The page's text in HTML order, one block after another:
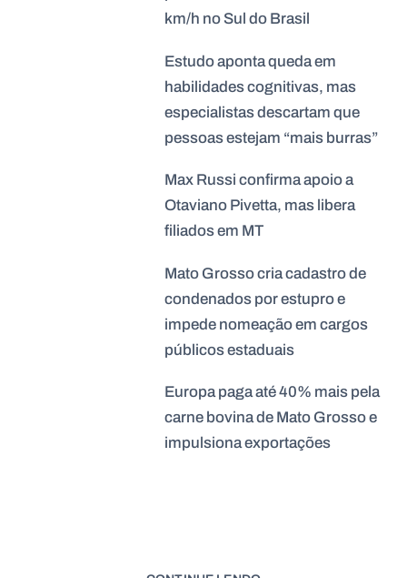
km/h no Sul do Brasil
Estudo aponta queda em
habilidades cognitivas, mas
especialistas descartam que
pessoas estejam “mais burras”
Max Russi confirma apoio a
Otaviano Pivetta, mas libera
filiados em MT
Mato Grosso cria cadastro de
condenados por estupro e
impede nomeação em cargos
públicos estaduais
Europa paga até 40% mais pela
carne bovina de Mato Grosso e
impulsiona exportações